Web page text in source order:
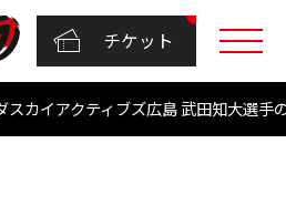
チケット
スカイアクティブズ広島 武田知大選